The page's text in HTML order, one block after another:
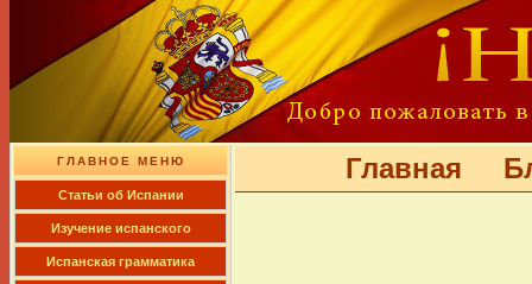
ГЛАВНОЕ МЕНЮ
Cтатьи об Испании
Изучение испанского
Испанская грамматика
Главная